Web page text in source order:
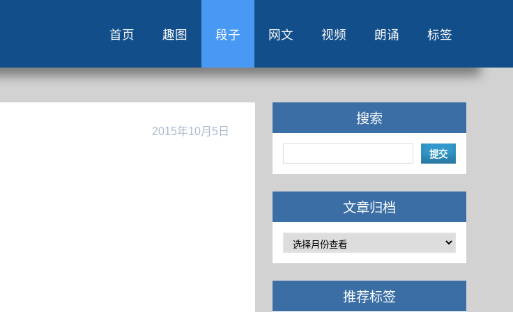
首页 趣图 段子 网文 视频 朗诵 标签
2015年10月5日
搜索
文章归档
推荐标签